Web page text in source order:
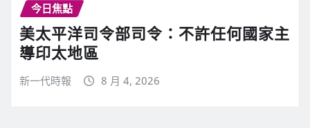
今日焦點
美太平洋司令部司令：不許任何國家主
導印太地區
新一代時報 8 月 4, 2026